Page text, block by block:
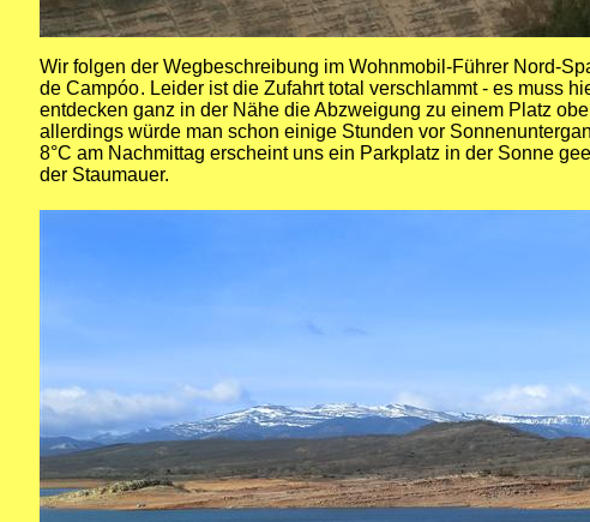
Wir folgen der Wegbeschreibung im Wohnmobil-Führer Nord-
de Campóo. Leider ist die Zufahrt total verschlammt - es muss
entdecken ganz in der Nähe die Abzweigung zu einem Platz
allerdings würde man schon einige Stunden vor
8°C am Nachmittag erscheint uns ein Parkplatz in der Sonne
der Staumauer.